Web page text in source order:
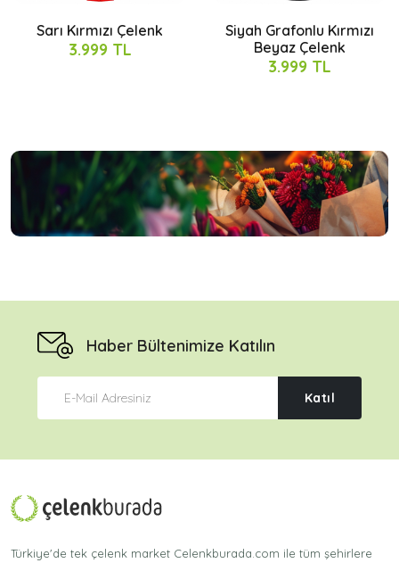
Sarı Kırmızı Çelenk
3.999 TL
Siyah Grafonlu Kırmızı
Beyaz Çelenk
3.999 TL
Haber Bültenimize Katılın
Katıl
Türkiye'de tek çelenk market Celenkburada.com ile tüm şehirlere